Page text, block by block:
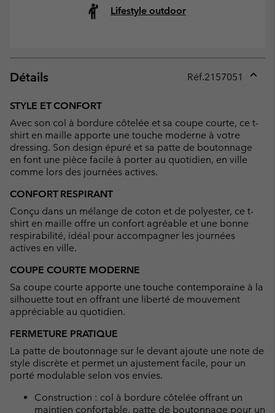
Lifestyle outdoor
Détails Réf.2157051
STYLE ET CONFORT
Avec son col à bordure côtelée et sa coupe courte, ce t-
shirt en maille apporte une touche moderne à votre
dressing. Son design épuré et sa patte de boutonnage
en font une pièce facile à porter au quotidien, en ville
comme lors des journées actives.
CONFORT RESPIRANT
Conçu dans un mélange de coton et de polyester, ce t-
shirt en maille offre un confort agréable et une bonne
respirabilité, idéal pour accompagner les journées
actives en ville.
COUPE COURTE MODERNE
Sa coupe courte apporte une touche contemporaine à la
silhouette tout en offrant une liberté de mouvement
appréciable au quotidien.
FERMETURE PRATIQUE
La patte de boutonnage sur le devant ajoute une note de
style discrète et permet un ajustement facile, pour un
porté modulable selon vos envies.
Construction : col à bordure côtelée offrant un
maintien confortable, patte de boutonnage pour un